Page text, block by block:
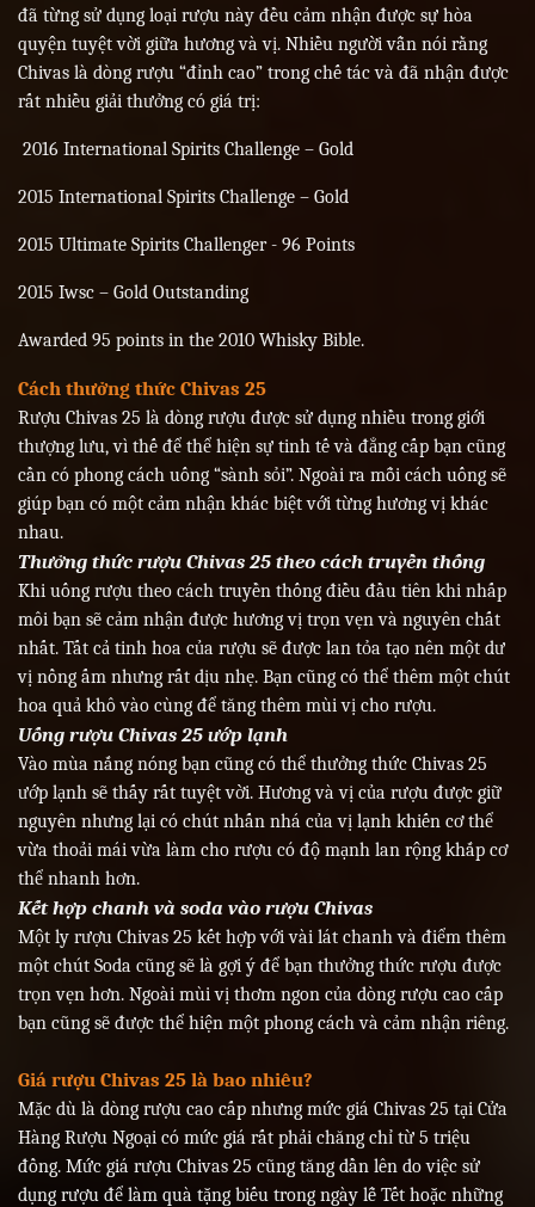
đã từng sử dụng loại rượu này đều cảm nhận được sự hòa
quyện tuyệt vời giữa hương và vị. Nhiều người vẫn nói rằng
Chivas là dòng rượu “đỉnh cao” trong chế tác và đã nhận được
rất nhiều giải thưởng có giá trị:
2016 International Spirits Challenge – Gold
2015 International Spirits Challenge – Gold
2015 Ultimate Spirits Challenger - 96 Points
2015 Iwsc – Gold Outstanding
Awarded 95 points in the 2010 Whisky Bible.
Cách thưởng thức Chivas 25
Rượu Chivas 25 là dòng rượu được sử dụng nhiều trong giới
thượng lưu, vì thế để thể hiện sự tinh tế và đẳng cấp bạn cũng
cần có phong cách uống “sành sỏi”. Ngoài ra mỗi cách uống sẽ
giúp bạn có một cảm nhận khác biệt với từng hương vị khác
nhau.
Thưởng thức rượu Chivas 25 theo cách truyền thống
Khi uống rượu theo cách truyền thống điều đầu tiên khi nhấp
môi bạn sẽ cảm nhận được hương vị trọn vẹn và nguyên chất
nhất. Tất cả tinh hoa của rượu sẽ được lan tỏa tạo nên một dư
vị nồng ấm nhưng rất dịu nhẹ. Bạn cũng có thể thêm một chút
hoa quả khô vào cùng để tăng thêm mùi vị cho rượu.
Uống rượu Chivas 25 ướp lạnh
Vào mùa nắng nóng bạn cũng có thể thưởng thức Chivas 25
ướp lạnh sẽ thấy rất tuyệt vời. Hương và vị của rượu được giữ
nguyên nhưng lại có chút nhấn nhá của vị lạnh khiến cơ thể
vừa thoải mái vừa làm cho rượu có độ mạnh lan rộng khắp cơ
thể nhanh hơn.
Kết hợp chanh và soda vào rượu Chivas
Một ly rượu Chivas 25 kết hợp với vài lát chanh và điểm thêm
một chút Soda cũng sẽ là gợi ý để bạn thưởng thức rượu được
trọn vẹn hơn. Ngoài mùi vị thơm ngon của dòng rượu cao cấp
bạn cũng sẽ được thể hiện một phong cách và cảm nhận riêng.
Giá rượu Chivas 25 là bao nhiêu?
Mặc dù là dòng rượu cao cấp nhưng mức giá Chivas 25 tại Cửa
Hàng Rượu Ngoại có mức giá rất phải chăng chỉ từ 5 triệu
đồng. Mức giá rượu Chivas 25 cũng tăng dần lên do việc sử
dụng rượu để làm quà tặng biếu trong ngày lễ Tết hoặc những